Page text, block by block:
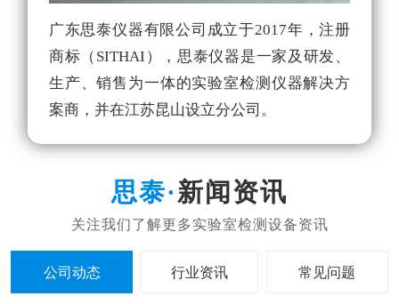
广东思泰仪器有限公司成立于2017年，注册
商标（SITHAI），思泰仪器是一家及研发、
生产、销售为一体的实验室检测仪器解决方
案商，并在江苏昆山设立分公司。
新闻资讯
公司动态 行业资讯 常见问题